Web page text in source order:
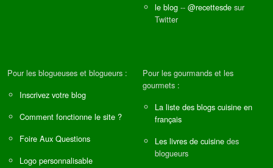
le blog -- @recettesde sur
Twitter
Pour les blogueuses et blogueurs :
Inscrivez votre blog
Comment fonctionne le site ?
Foire Aux Questions
Logo personnalisable
Pour les gourmands et les
gourmets :
La liste des blogs cuisine en
français
Les livres de cuisine des
blogueurs